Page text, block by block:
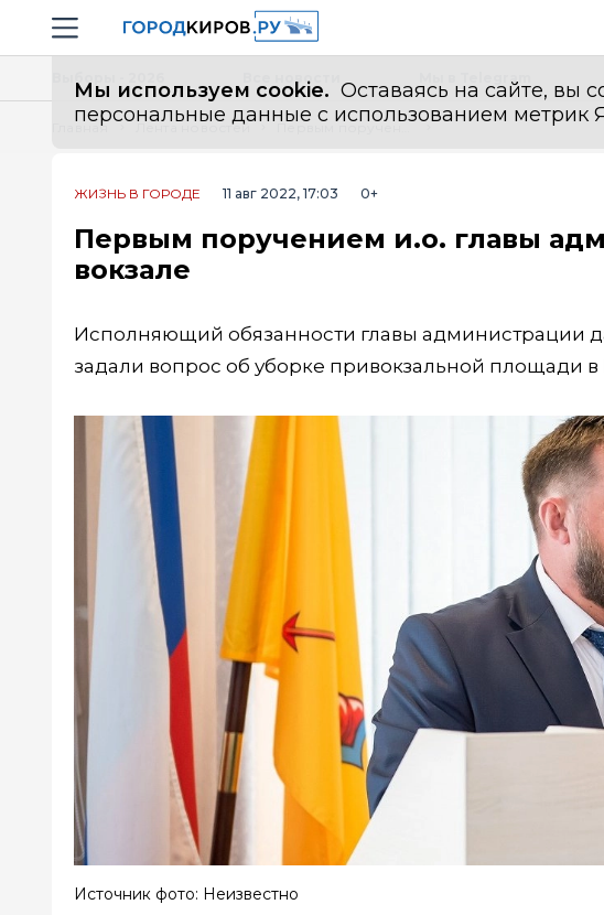
Навигация сайта
Мы используем cookie. Оставаясь на сайте, вы
персональные данные с использованием метрик
Все новости
Главная Лента новостей
ЖИЗНЬ В ГОРОДЕ 11 авг 2022, 17:03 0+
Первым поручением и.о. главы
вокзале
Исполняющий обязанности главы администрации
задали вопрос об уборке привокзальной площади в
Источник фото: Неизвестно